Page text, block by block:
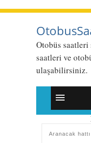
Otobüs
saatleri ve
ulaşabilirsiniz.